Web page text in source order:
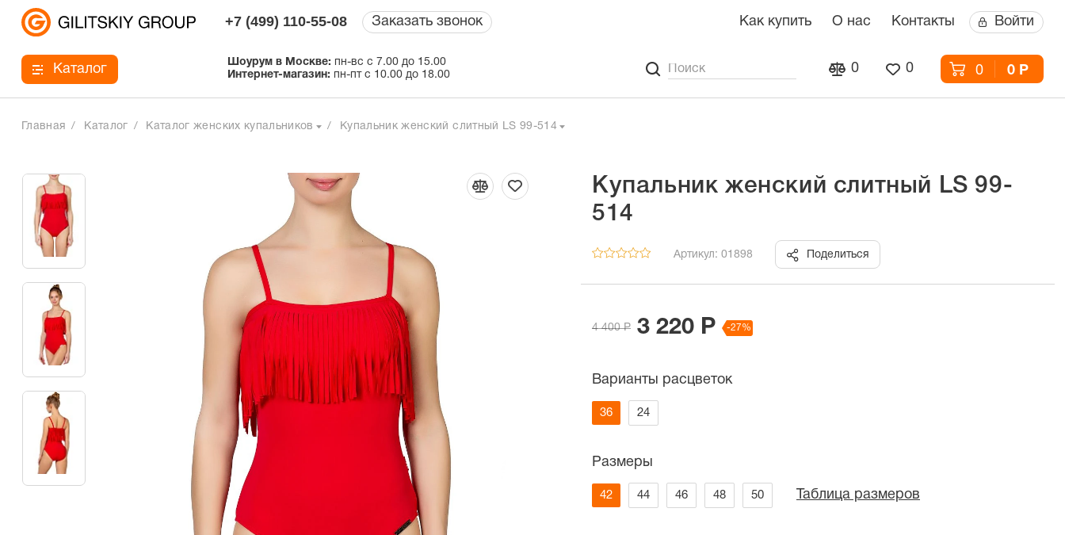
+7 (499) 110-55-08 Заказать звонок Как купить О нас Контакты Войти
Каталог Шоурум в Москве: пн-вс с 7.00 до 15.00
Интернет-магазин: пн-пт с 10.00 до 18.00 0 0 0 0 Р
Главная Каталог Каталог женских купальников Купальник женский слитный LS 99-514
Купальник женский слитный LS 99-
514
Артикул: 01898 Поделиться
4 400 Р 3 220 Р -27%
Варианты расцветок
36 24
Размеры
42 44 46 48 50 Таблица размеров